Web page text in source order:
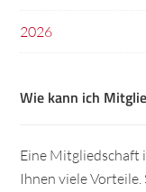
2026
Wie kann ich
Eine Mitgliedschaft
Ihnen viele